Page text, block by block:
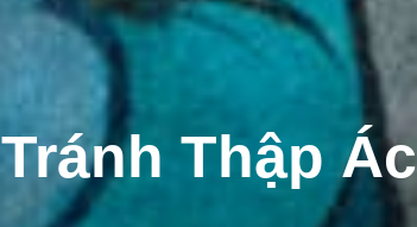
Tránh Thập Ác